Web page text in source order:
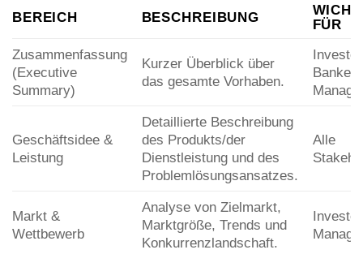
BEREICH BESCHREIBUNG
FÜR
Zusammenfassung
(Executive
Summary)
Kurzer Überblick über
das gesamte Vorhaben.
Banken,
Geschäftsidee &
Leistung
Detaillierte Beschreibung
des Produkts/der
Dienstleistung und des
Problemlösungsansatzes.
Alle
Markt &
Wettbewerb
Analyse von Zielmarkt,
Marktgröße, Trends und
Konkurrenzlandschaft.